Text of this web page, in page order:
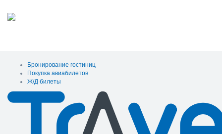
Бронирование гостиниц
Покупка авиабилетов
Ж/Д билеты